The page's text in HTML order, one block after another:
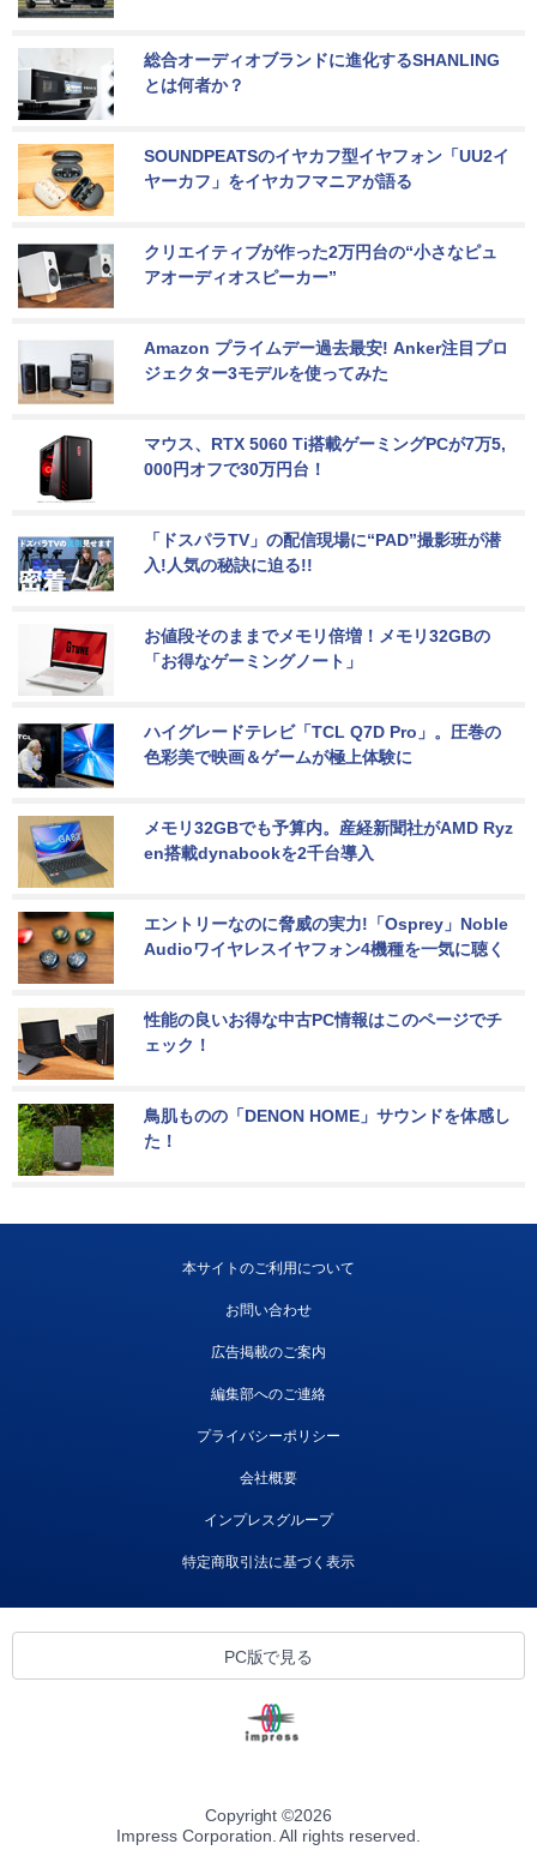
総合オーディオブランドに進化するSHANLING
とは何者か？
SOUNDPEATSのイヤカフ型イヤフォン「UU2イ
ヤーカフ」をイヤカフマニアが語る
クリエイティブが作った2万円台の“小さなピュ
アオーディオスピーカー”
Amazon プライムデー過去最安! Anker注目プロ
ジェクター3モデルを使ってみた
マウス、RTX 5060 Ti搭載ゲーミングPCが7万5,
000円オフで30万円台！
「ドスパラTV」の配信現場に“PAD”撮影班が潜
入!人気の秘訣に迫る!!
お値段そのままでメモリ倍増！メモリ32GBの
「お得なゲーミングノート」
ハイグレードテレビ「TCL Q7D Pro」。圧巻の
色彩美で映画＆ゲームが極上体験に
メモリ32GBでも予算内。産経新聞社がAMD Ryz
en搭載dynabookを2千台導入
エントリーなのに脅威の実力!「Osprey」Noble
Audioワイヤレスイヤフォン4機種を一気に聴く
性能の良いお得な中古PC情報はこのページでチ
ェック！
鳥肌ものの「DENON HOME」サウンドを体感し
た！
本サイトのご利用について
お問い合わせ
広告掲載のご案内
編集部へのご連絡
プライバシーポリシー
会社概要
インプレスグループ
特定商取引法に基づく表示
PC版で見る
Copyright ©2026
Impress Corporation. All rights reserved.